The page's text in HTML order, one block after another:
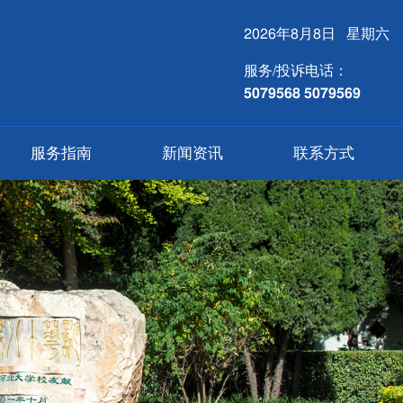
2026年8月8日 星期六
服务/投诉电话：
5079568 5079569
服务指南 新闻资讯 联系方式